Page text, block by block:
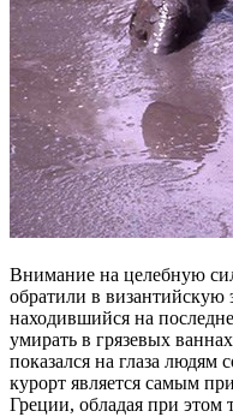
Внимание на целебную
обратили в византийскую
находившийся на
умирать в грязевых
показался на глаза
курорт является самым
Греции, обладая при этом